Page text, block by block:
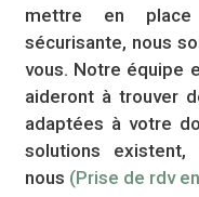
mettre en
sécurisante, nous
vous. Notre équipe
aideront à trouver
adaptées à votre
solutions existent,
nous (Prise de rdv